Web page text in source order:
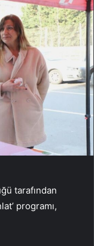
tarafından
programı,